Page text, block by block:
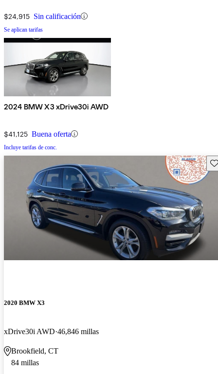
$24,915 Sin calificación
Se aplican tarifas
2024 BMW X3 xDrive30i AWD
$41,125 Buena oferta
Incluye tarifas de conc.
2020 BMW X3
xDrive30i AWD 46,846 millas
Brookfield, CT
84 millas